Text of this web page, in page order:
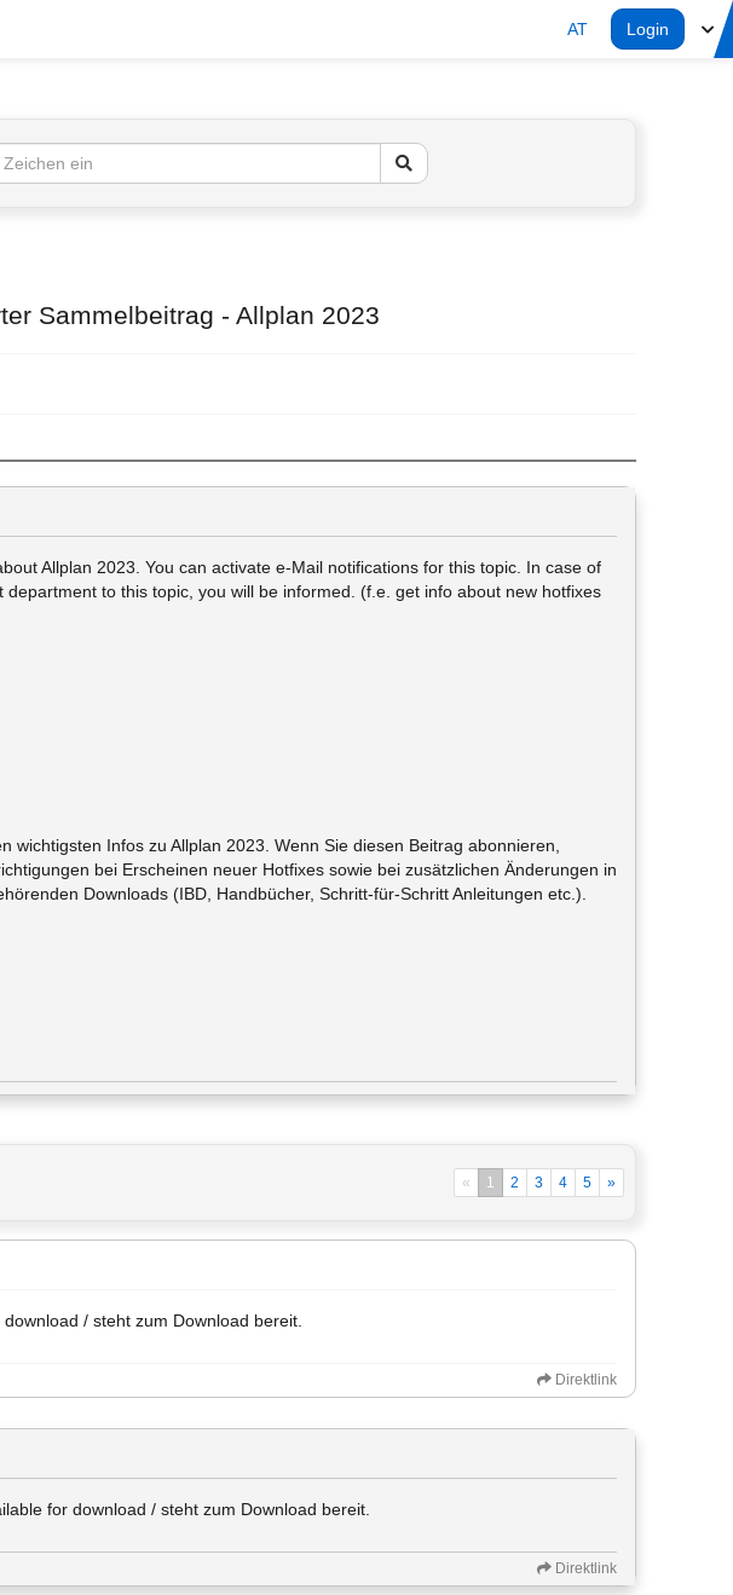
AT Login
Sammelbeitrag - Allplan 2023
Allplan 2023. You can activate e-Mail notifications for this topic. In case of
to this topic, you will be informed. (f.e. get info about new hotfixes
wichtigsten Infos zu Allplan 2023. Wenn Sie diesen Beitrag abonnieren,
bei Erscheinen neuer Hotfixes sowie bei zusätzlichen Änderungen in
Downloads (IBD, Handbücher, Schritt-für-Schritt Anleitungen etc.).
« 1 2 3 4 5 »
/ steht zum Download bereit.
Direktlink
for download / steht zum Download bereit.
Direktlink